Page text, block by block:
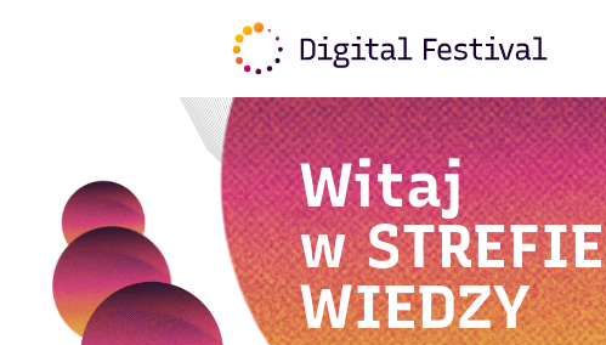
Witaj
wSTREFIE
WIEDZY